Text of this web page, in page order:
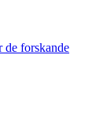
de forskande